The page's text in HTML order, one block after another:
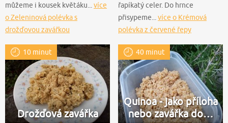
můžeme i kousek květáku...více
o Zeleninová polévka s
drožďovou zavářkou
řapíkatý celer. Do hrnce
přisypeme...více o Krémová
polévka z červené řepy
10 minut
Drožďová zavářka
40 minut
Quinoa - jako příloha
nebo zavářka do…